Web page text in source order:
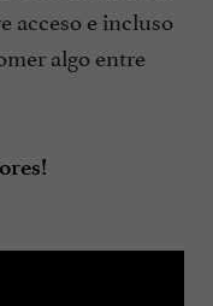
acceso e incluso
algo entre